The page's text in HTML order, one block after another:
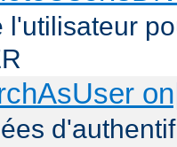
l'utilisateur